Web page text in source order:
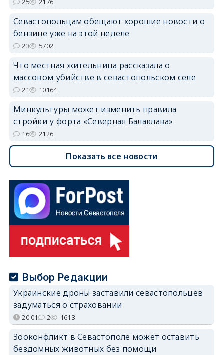
Севастопольцам обещают хорошие новости о
бензине уже на этой неделе
23 5702
Что местная жительница рассказала о
массовом убийстве в севастопольском селе
21 10164
Минкультуры может изменить правила
стройки у форта «Северная Балаклава»
16 2126
Показать все новости
Выбор Редакции
Украинские дроны заставили севастопольцев
задуматься о страховании
20:01 2 1613
Зооконфликт в Севастополе может оставить
бездомных животных без помощи